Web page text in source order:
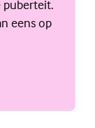
puberteit.
eens op